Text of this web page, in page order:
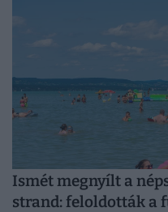
Ismét megnyílt a
strand: feloldották a